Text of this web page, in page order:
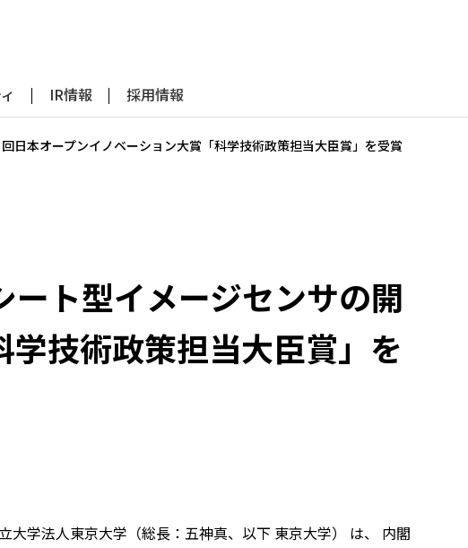
IR情報 採用情報
日本オープンイノベーション大賞「科学技術政策担当大臣賞」を受賞
ト型イメージセンサの開
技術政策担当大臣賞」を
大学法人東京大学（総長：五神真、以下 東京大学） は、 内閣